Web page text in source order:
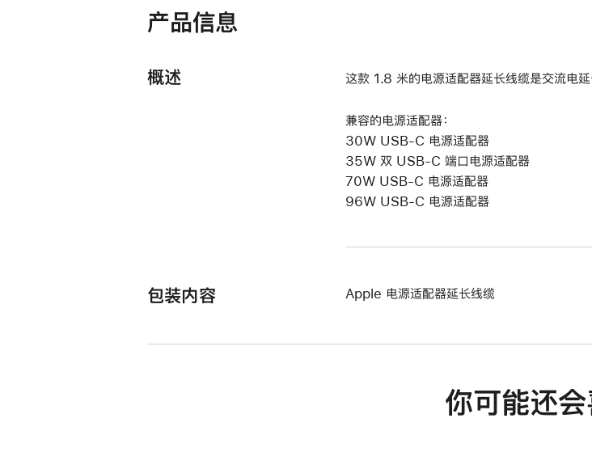
产品信息
概述 这款 1.8 米的电源适配器延长线缆是交流电
兼容的电源适配器：
30W USB-C 电源适配器
35W 双 USB-C 端口电源适配器
70W USB-C 电源适配器
96W USB-C 电源适配器
包装内容 Apple 电源适配器延长线缆
你可能还